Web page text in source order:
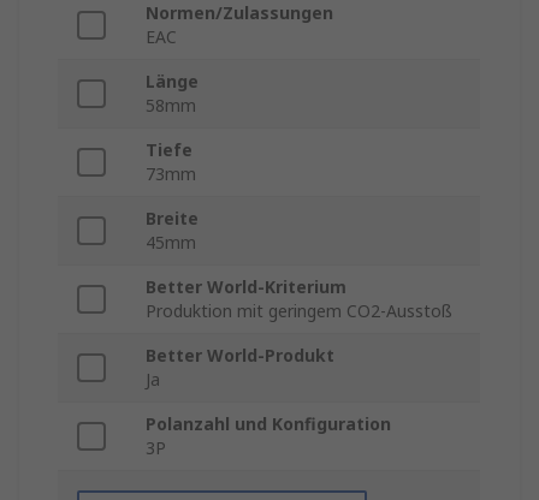
Normen/Zulassungen
EAC
Länge
58mm
Tiefe
73mm
Breite
45mm
Better World-Kriterium
Produktion mit geringem CO2-Ausstoß
Better World-Produkt
Ja
Polanzahl und Konfiguration
3P